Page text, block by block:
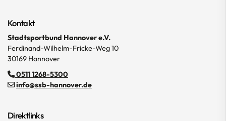
Kontakt
Stadtsportbund Hannover e.V.
Ferdinand-Wilhelm-Fricke-Weg 10
30169 Hannover
0511 1268-5300
info@ssb-hannover.de
Direktlinks